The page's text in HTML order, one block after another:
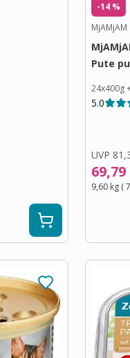
-14 %
MjAMjAM
Pute
24x400g
5.0
UVP
69,79
9,60 kg (